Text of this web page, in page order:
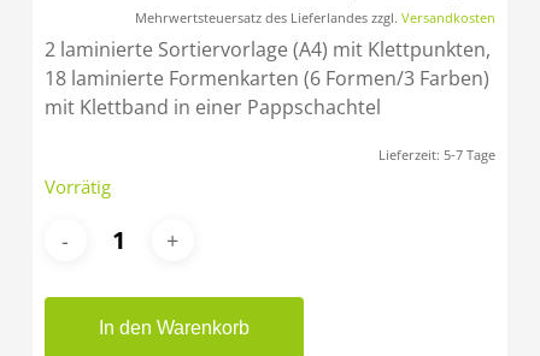
Mehrwertsteuersatz des Lieferlandes zzgl.Versandkosten
2 laminierte Sortiervorlage (A4) mit Klettpunkten,
18 laminierte Formenkarten (6 Formen/3 Farben)
mit Klettband in einer Pappschachtel
Lieferzeit:5-7 Tage
Vorrätig
In den Warenkorb